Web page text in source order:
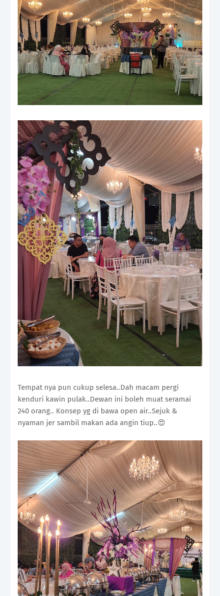
Tempat nya pun cukup selesa..Dah macam pergi
kenduri kawin pulak..Dewan ini boleh muat seramai
240 orang.. Konsep yg di bawa open air..Sejuk &
nyaman jer sambil makan ada angin tiup..😍